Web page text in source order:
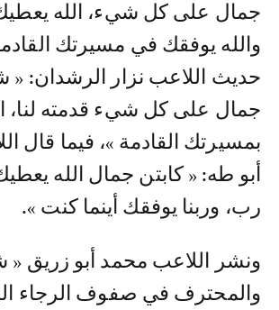
جمال على كل شيء، الله يعطيك
والله يوفقك في مسيرتك
حديث اللاعب نزار الرشدان: «
جمال على كل شيء قدمته لنا،
بمسيرتك القادمة »، فيما قال
أبو طه: « كابتن جمال الله يعطيك
رب، وربنا يوفقك أينما كنت ».
ونشر اللاعب محمد أبو زريق «
والمحترف في صفوف الرجاء